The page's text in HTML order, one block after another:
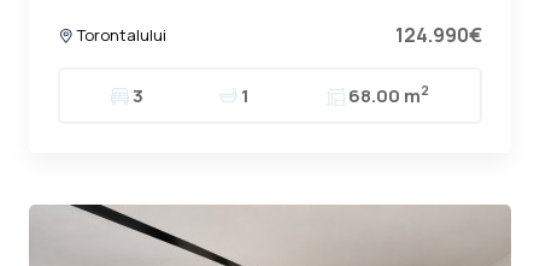
Torontalului 124.990€
3 1 68.00 m2